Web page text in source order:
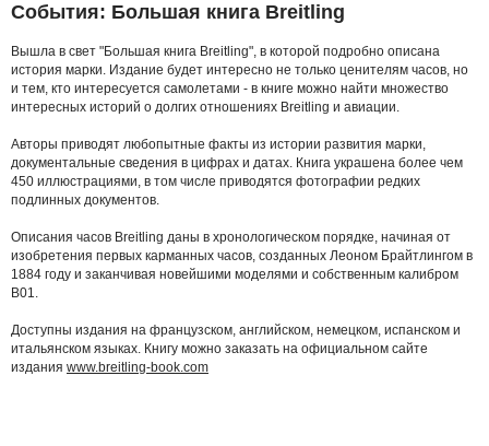
События: Большая книга Breitling
Вышла в свет "Большая книга Breitling", в которой подробно описана
история марки. Издание будет интересно не только ценителям часов, но
и тем, кто интересуется самолетами - в книге можно найти множество
интересных историй о долгих отношениях Breitling и авиации.
Авторы приводят любопытные факты из истории развития марки,
документальные сведения в цифрах и датах. Книга украшена более чем
450 иллюстрациями, в том числе приводятся фотографии редких
подлинных документов.
Описания часов Breitling даны в хронологическом порядке, начиная от
изобретения первых карманных часов, созданных Леоном Брайтлингом в
1884 году и заканчивая новейшими моделями и собственным калибром
B01.
Доступны издания на французском, английском, немецком, испанском и
итальянском языках. Книгу можно заказать на официальном сайте
издания www.breitling-book.com